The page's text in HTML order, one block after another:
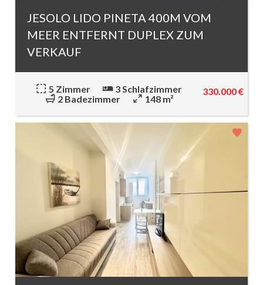
JESOLO LIDO PINETA 400M VOM
MEER ENTFERNT DUPLEX ZUM
VERKAUF
5 Zimmer
3 Schlafzimmer
2 Badezimmer
148 m²
330.000 €